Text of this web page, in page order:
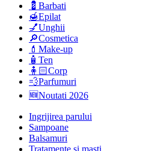
💈Barbati
🍯Epilat
💅Unghii
🔎Cosmetica
💄Make-up
🧴Ten
🧍🏻Corp
💨Parfumuri
🆕Noutati 2026
Ingrijirea parului
Sampoane
Balsamuri
Tratamente si masti